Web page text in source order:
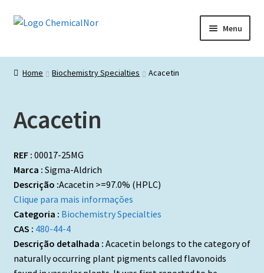
Ir
Saltar
Menu
Início
Catálogos de Representadas
Promoções
Home Biochemistry Specialties Acacetin
Acacetin
REF : 00017-25MG
Marca : Sigma-Aldrich
Descrição :Acacetin >=97.0% (HPLC)
Clique para mais informações
Categoria : Biochemistry Specialties
CAS : 480-44-4
Descrição detalhada : Acacetin belongs to the category of
naturally occurring plant pigments called flavonoids